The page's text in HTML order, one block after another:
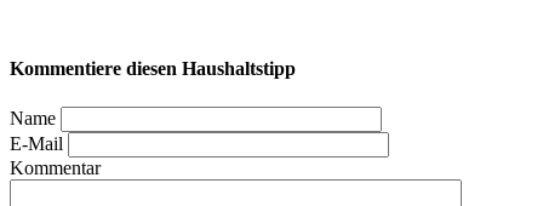
Kommentiere diesen Haushaltstipp
Name
E-Mail
Kommentar